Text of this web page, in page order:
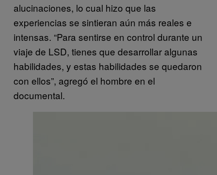
alucinaciones, lo cual hizo que las
experiencias se sintieran aún más reales e
intensas. “Para sentirse en control durante un
viaje de LSD, tienes que desarrollar algunas
habilidades, y estas habilidades se quedaron
con ellos”, agregó el hombre en el
documental.